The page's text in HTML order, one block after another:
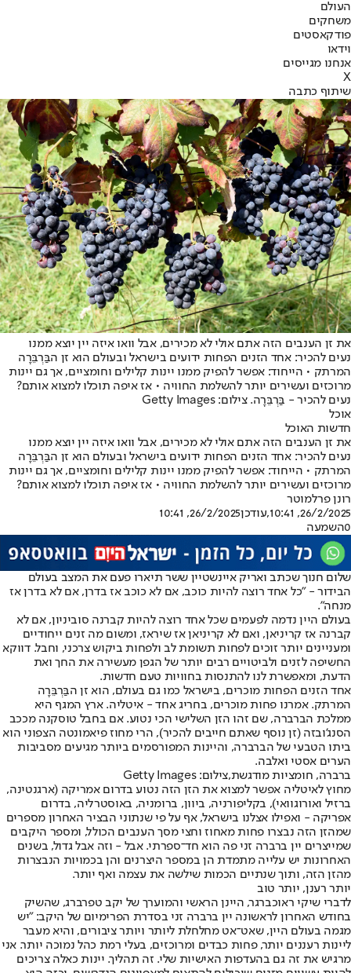
העולם
משחקים
פודקאסטים
וידאו
אנחנו מגייסים
X
שיתוף כתבה
את זן הענבים הזה אתם אולי לא מכירים, אבל וואו איזה יין יוצא ממנו
נעים להכיר: אחד הזנים הפחות ידועים בישראל ובעולם הוא זן הבַּרְבֵּרָה
המרתק • הייחוד: אפשר להפיק ממנו יינות קלילים וחומציים, אך גם יינות
מרוכזים ועשירים יותר להשלמת החוויה • אז איפה תוכלו למצוא אותם?
נעים להכיר - בַּרְבֵּרָה. צילום: Getty Images
אוכל
חדשות האוכל
את זן הענבים הזה אתם אולי לא מכירים, אבל וואו איזה יין יוצא ממנו
נעים להכיר: אחד הזנים הפחות ידועים בישראל ובעולם הוא זן הבַּרְבֵּרָה
המרתק • הייחוד: אפשר להפיק ממנו יינות קלילים וחומציים, אך גם יינות
מרוכזים ועשירים יותר להשלמת החוויה • אז איפה תוכלו למצוא אותם?
רונן פרלמוטר
26/2/2025, 10:41
,עודכן26/2/2025, 10:41
0השמעה
שלום חנוך שכתב ואריק איינשטיין ששר תיארו פעם את המצב בעולם
הבידור - "כל אחד רוצה להיות כוכב, אם לא כוכב אז בדרן, אם לא בדרן אז
מנחה".
בעולם היין נדמה לפעמים שכל אחד רוצה להיות קברנה סוביניון, אם לא
קברנה אז קריניאן, ואם לא קריניאן אז שיראז, ומשום מה זנים ייחודיים
ומעניינים יותר זוכים לפחות תשומת לב ולפחות ביקוש צרכני, וחבל. דווקא
החשיפה לזנים ולביטויים רבים יותר של הגפן מעשירה את החך ואת
הדעת, ומאפשרת לנו להתנסות בחוויות טעם חדשות.
אחד הזנים הפחות מוכרים, בישראל כמו גם בעולם, הוא זן הבַּרְבֵּרָה
המרתק. אמרנו פחות מוכרים, בחריג אחד - איטליה. ארץ המגף היא
ממלכת הברברה, שם זהו הזן השלישי הכי נטוע. אם בחבל טוסקנה מככב
הסנג'ובזה (זן נוסף שאתם חייבים להכיר), הרי מחוז פיאמונטה הצפוני הוא
ביתו הטבעי של הברברה, והיינות המפורסמים ביותר מגיעים מסביבות
הערים אסטי ואלבה.
ברברה, חומציות מודגשת,צילום: Getty Images
מחוץ לאיטליה אפשר למצוא את הזן הזה נטוע בדרום אמריקה (ארגנטינה,
ברזיל ואורוגוואי), בקליפורניה, ביוון, ברומניה, באוסטרליה, בדרום
אפריקה - ואפילו אצלנו בישראל, אף על פי שנתוני הבציר האחרון מספרים
שמהזן הזה נבצרו פחות מאחוז וחצי מסך הענבים הכולל, ומספר היקבים
שמייצרים יין ברברה זני פה הוא חד־ספרתי. אבל - וזה אבל גדול, בשנים
האחרונות יש עלייה מתמדת הן במספר היצרנים והן בכמויות הנבצרות
מהזן הזה, ותוך שנתיים הכמות שילשה את עצמה ואף יותר.
יותר רענן, יותר טוב
לדברי שיקי ראוכברגר, היינן הראשי והמוערך של יקב טפרברג, שהשיק
בחודש האחרון לראשונה יין ברברה זני בסדרת הפרימיום של היקב: "יש
מגמה בעולם היין, שאט־אט מחלחלת ליותר ויותר ציבורים, והיא מעבר
ליינות רעננים יותר, פחות כבדים ומרוכזים, בעלי רמת כהל נמוכה יותר. אני
מרגיש את זה גם בהעדפות האישיות שלי. זה תהליך. יינות כאלה צריכים